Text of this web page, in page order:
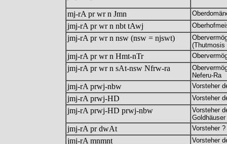
mj-rA pr wr n Jmn
jmj-rA pr wr n nbt tAwj
jmj-rA pr wr n nsw (nsw = njswt)
(Thutmosis
jmj-rA pr wr n Hmt-nTr
jmj-rA pr wr n sAt-nsw Nfrw-ra
Neferu-Ra
jmj-rA prwj-nbw Vorsteher
jmj-rA prwj-HD Vorsteher
jmj-rA prwj-HD prwj-nbw
Vorsteher
Goldhäuser
jmj-rA pr dwAt Vorsteher ?
jmj-rA mnmnt Vorsteher